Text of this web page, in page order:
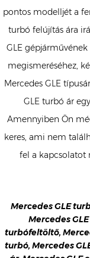
pontos modelljét a
turbó felújítás ára
GLE
megismeréséhez,
Mercedes GLE
GLE turbó ár
Amennyiben Ön
keres, ami nem
fel a kapcsolatot
Mercedes GLE
Mercedes
turbófeltöltő,
turbó, Mercedes